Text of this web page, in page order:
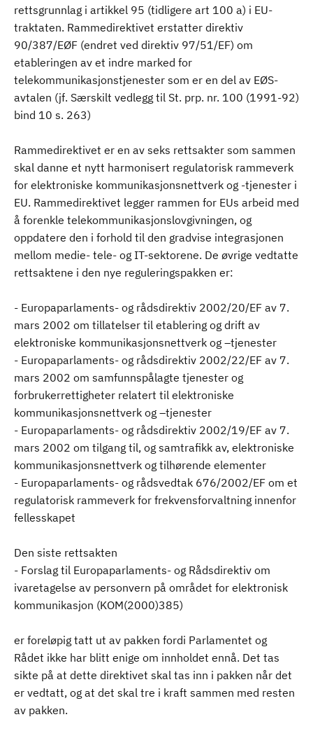
rettsgrunnlag i artikkel 95 (tidligere art 100 a) i EU-
traktaten. Rammedirektivet erstatter direktiv
90/387/EØF (endret ved direktiv 97/51/EF) om
etableringen av et indre marked for
telekommunikasjonstjenester som er en del av EØS-
avtalen (jf. Særskilt vedlegg til St. prp. nr. 100 (1991-92)
bind 10 s. 263)
Rammedirektivet er en av seks rettsakter som sammen
skal danne et nytt harmonisert regulatorisk rammeverk
for elektroniske kommunikasjonsnettverk og -tjenester i
EU. Rammedirektivet legger rammen for EUs arbeid med
å forenkle telekommunikasjonslovgivningen, og
oppdatere den i forhold til den gradvise integrasjonen
mellom medie- tele- og IT-sektorene. De øvrige vedtatte
rettsaktene i den nye reguleringspakken er:
- Europaparlaments- og rådsdirektiv 2002/20/EF av 7.
mars 2002 om tillatelser til etablering og drift av
elektroniske kommunikasjonsnettverk og –tjenester
- Europaparlaments- og rådsdirektiv 2002/22/EF av 7.
mars 2002 om samfunnspålagte tjenester og
forbrukerrettigheter relatert til elektroniske
kommunikasjonsnettverk og –tjenester
- Europaparlaments- og rådsdirektiv 2002/19/EF av 7.
mars 2002 om tilgang til, og samtrafikk av, elektroniske
kommunikasjonsnettverk og tilhørende elementer
- Europaparlaments- og rådsvedtak 676/2002/EF om et
regulatorisk rammeverk for frekvensforvaltning innenfor
fellesskapet
Den siste rettsakten
- Forslag til Europaparlaments- og Rådsdirektiv om
ivaretagelse av personvern på området for elektronisk
kommunikasjon (KOM(2000)385)
er foreløpig tatt ut av pakken fordi Parlamentet og
Rådet ikke har blitt enige om innholdet ennå. Det tas
sikte på at dette direktivet skal tas inn i pakken når det
er vedtatt, og at det skal tre i kraft sammen med resten
av pakken.